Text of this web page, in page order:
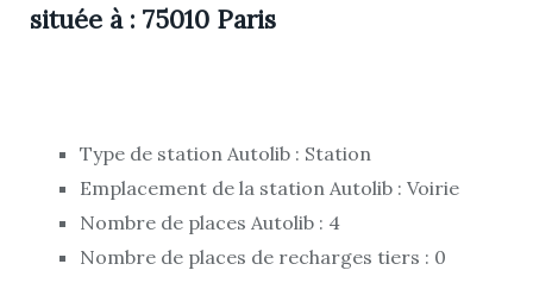
située à : 75010 Paris
Type de station Autolib : Station
Emplacement de la station Autolib : Voirie
Nombre de places Autolib : 4
Nombre de places de recharges tiers : 0